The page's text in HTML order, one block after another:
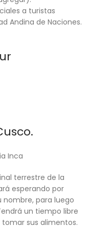
a turistas
Andina de Naciones.
.
terrestre de la
esperando por
nombre, para luego
un tiempo libre
sus alimentos.